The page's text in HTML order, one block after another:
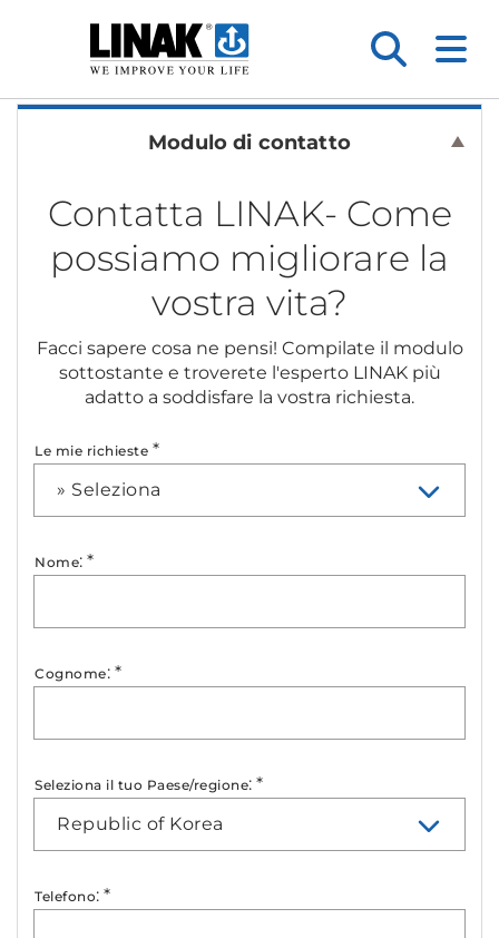
Modulo di contatto
Contatta LINAK- Come
possiamo migliorare la
vostra vita?
Facci sapere cosa ne pensi! Compilate il modulo
sottostante e troverete l'esperto LINAK più
adatto a soddisfare la vostra richiesta.
Le mie richieste *
» Seleziona
Nome: *
Cognome: *
Seleziona il tuo Paese/regione: *
Republic of Korea
Telefono: *